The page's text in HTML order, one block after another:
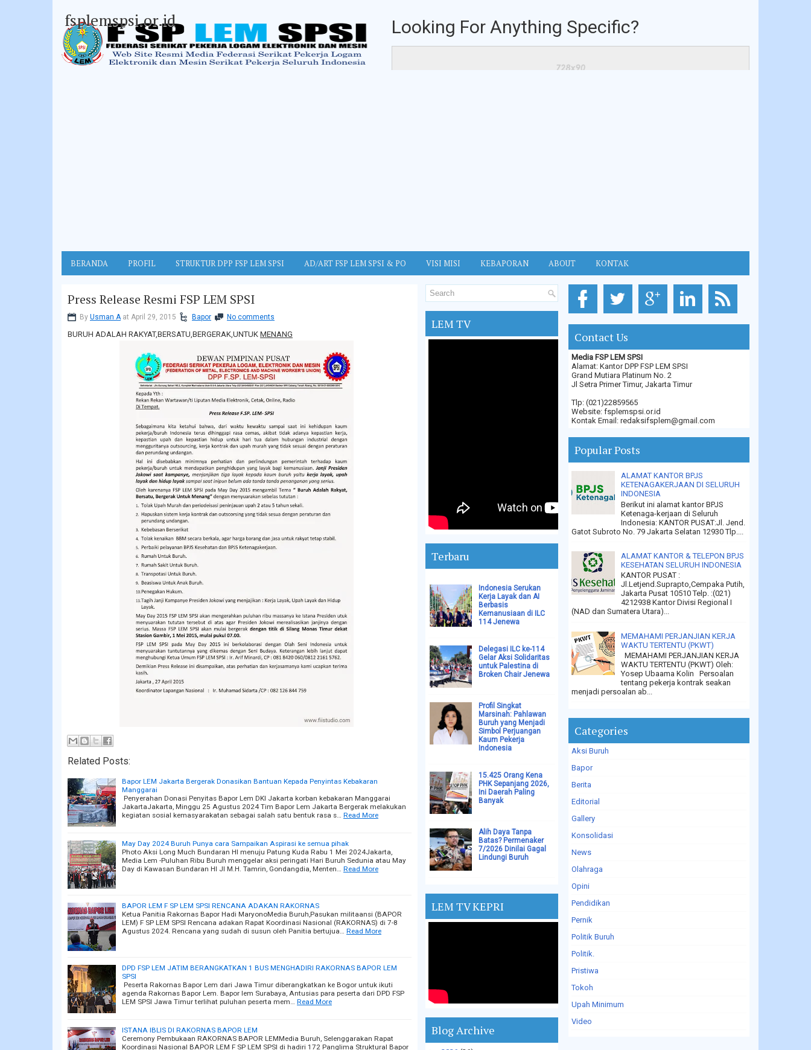
fsplemspsi.or.id Looking For Anything Specific?
BERANDA PROFIL STRUKTUR DPP FSP LEM SPSI AD/ART FSP LEM SPSI & PO VISI MISI KEBAPORAN ABOUT KONTAK
Press Release Resmi FSP LEM SPSI
By Usman Aat April 29, 2015 Bapor No comments
BURUH ADALAH RAKYAT,BERSATU,BERGERAK,UNTUK MENANG
Related Posts:
Bapor LEM Jakarta Bergerak Donasikan Bantuan Kepada Penyintas Kebakaran
Manggarai
Penyerahan Donasi Penyitas Bapor Lem DKI Jakarta korban kebakaran Manggarai
JakartaJakarta, Minggu 25 Agustus 2024 Tim Bapor Lem Jakarta Bergerak melakukan
kegiatan sosial kemasyarakatan sebagai salah satu bentuk rasa s…
Read More
May Day 2024 Buruh Punya cara Sampaikan Aspirasi ke semua pihak
Photo Aksi Long Much Bundaran HI menuju Patung Kuda Rabu 1 Mei 2024Jakarta,
Media Lem -Puluhan Ribu Buruh menggelar aksi peringati Hari Buruh Sedunia atau May
Day di Kawasan Bundaran HI Jl M.H. Tamrin, Gondangdia, Menten…
Read More
BAPOR LEM F SP LEM SPSI RENCANA ADAKAN RAKORNAS
Ketua Panitia Rakornas Bapor Hadi MaryonoMedia Buruh,Pasukan militaansi (BAPOR
LEM) F SP LEM SPSI Rencana adakan Rapat Koordinasi Nasional (RAKORNAS) di 7-8
Agustus 2024. Rencana yang sudah di susun oleh Panitia bertujua…
Read More
DPD FSP LEM JATIM BERANGKATKAN 1 BUS MENGHADIRI RAKORNAS BAPOR LEM
SPSI
Peserta Rakornas Bapor Lem dari Jawa Timur diberangkatkan ke Bogor untuk ikuti
agenda Rakornas Bapor Lem. Bapor lem Surabaya, Antusias para peserta dari DPD FSP
LEM SPSI Jawa Timur terlihat puluhan peserta mem…
Read More
ISTANA IBLIS DI RAKORNAS BAPOR LEM
Ceremony Pembukaan RAKORNAS BAPOR LEMMedia Buruh, Selenggarakan Rapat
Koordinasi Nasional BAPOR LEM F SP LEM SPSI di hadiri 172 Panglima Struktural Bapor
LEM TV
Terbaru
Indonesia Serukan
Kerja Layak dan AI
Berbasis
Kemanusiaan di ILC
114 Jenewa
Delegasi ILC ke-114
Gelar Aksi Solidaritas
untuk Palestina di
Broken Chair Jenewa
Profil Singkat
Marsinah: Pahlawan
Buruh yang Menjadi
Simbol Perjuangan
Kaum Pekerja
Indonesia
15.425 Orang Kena
PHK Sepanjang 2026,
Ini Daerah Paling
Banyak
Alih Daya Tanpa
Batas? Permenaker
7/2026 Dinilai Gagal
Lindungi Buruh
LEM TV KEPRI
Blog Archive
Contact Us
Media FSP LEM SPSI
Alamat: Kantor DPP FSP LEM SPSI
Grand Mutiara Platinum No. 2
Jl Setra Primer Timur, Jakarta Timur
Tlp: (021)22859565
Website: fsplemspsi.or.id
Kontak Email: redaksifsplem@gmail.com
Popular Posts
ALAMAT KANTOR BPJS
KETENAGAKERJAAN DI SELURUH
INDONESIA
Berikut ini alamat kantor BPJS
Ketenaga-kerjaan di Seluruh
Indonesia: KANTOR PUSAT:Jl. Jend.
Gatot Subroto No. 79 Jakarta Selatan 12930 Tlp....
ALAMAT KANTOR & TELEPON BPJS
KESEHATAN SELURUH INDONESIA
KANTOR PUSAT :
Jl.Letjend.Suprapto,Cempaka Putih,
Jakarta Pusat 10510 Telp. :(021)
4212938 Kantor Divisi Regional I
(NAD dan Sumatera Utara)...
MEMAHAMI PERJANJIAN KERJA
WAKTU TERTENTU (PKWT)
MEMAHAMI PERJANJIAN KERJA
WAKTU TERTENTU (PKWT) Oleh:
Yosep Ubaama Kolin Persoalan
tentang pekerja kontrak seakan
menjadi persoalan ab...
Categories
Aksi Buruh
Bapor
Berita
Editorial
Gallery
Konsolidasi
News
Olahraga
Opini
Pendidikan
Pernik
Politik Buruh
Politik.
Pristiwa
Tokoh
Upah Minimum
Video